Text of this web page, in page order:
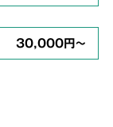
30,000円～